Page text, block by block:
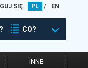
SIĘ PL / EN
CO?
INNE